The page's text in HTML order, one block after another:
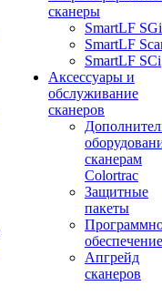
сканеры
SmartLF SGi
SmartLF
SmartLF SCi
Аксессуары и
обслуживание
сканеров
сканерам
Colortrac
Защитные
пакеты
обеспечение
Апгрейд
сканеров